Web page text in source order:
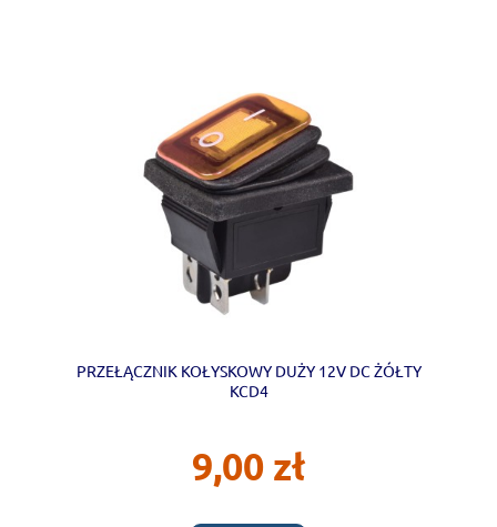
PRZEŁĄCZNIK KOŁYSKOWY DUŻY 12V DC ŻÓŁTY
KCD4
9,00 zł